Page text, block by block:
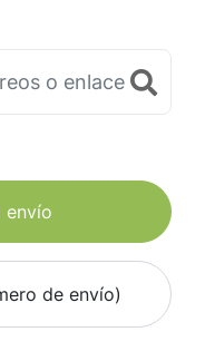
envío
de envío)